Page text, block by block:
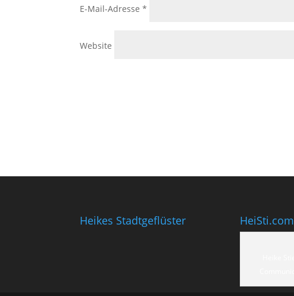
E-Mail-Adresse*
Website
Heikes Stadtgeflüster HeiSti.com